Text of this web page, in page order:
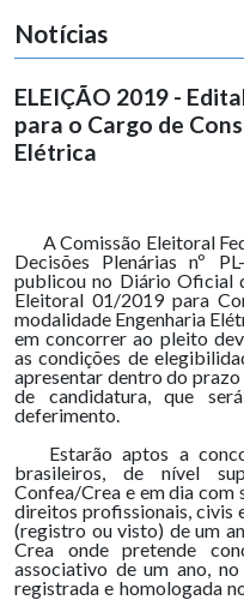
Notícias
ELEIÇÃO 2019 -
para o Cargo de
Elétrica
A Comissão Eleitoral
Decisões Plenárias nº
publicou no Diário Oficial
Eleitoral 01/2019 para
modalidade Engenharia
em concorrer ao pleito
as condições de
apresentar dentro do
de candidatura, que
deferimento.
Estarão aptos a
brasileiros, de nível
Confea/Crea e em dia com
direitos profissionais, civis
(registro ou visto) de um
Crea onde pretende
associativo de um ano,
registrada e homologada